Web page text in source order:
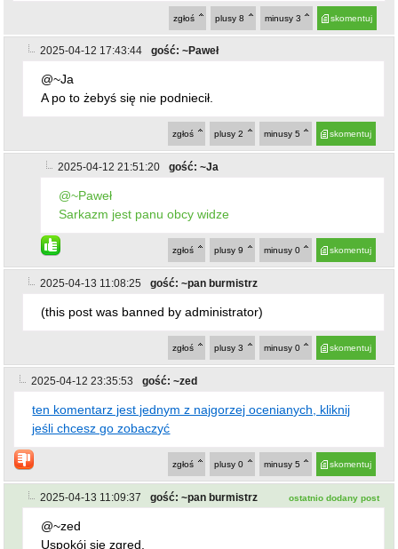
skomentuj
minusy 3
plusy 8
zgłoś
2025-04-12 17:43:44 gość: ~Paweł
@~Ja
A po to żebyś się nie podniecił.
skomentuj
minusy 5
plusy 2
zgłoś
2025-04-12 21:51:20 gość: ~Ja
@~Paweł
Sarkazm jest panu obcy widze
skomentuj
minusy 0
plusy 9
zgłoś
2025-04-13 11:08:25 gość: ~pan burmistrz
(this post was banned by administrator)
skomentuj
minusy 0
plusy 3
zgłoś
2025-04-12 23:35:53 gość: ~zed
ten komentarz jest jednym z najgorzej ocenianych, kliknij
jeśli chcesz go zobaczyć
skomentuj
minusy 5
plusy 0
zgłoś
2025-04-13 11:09:37 gość: ~pan burmistrz ostatnio dodany post
@~zed
Uspokój się zgred.